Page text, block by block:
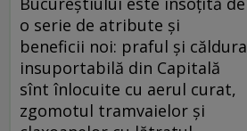
o serie de atribute și
beneficii noi: praful și căldura
insuportabilă din Capitală
sînt înlocuite cu aerul curat,
zgomotul tramvaielor și